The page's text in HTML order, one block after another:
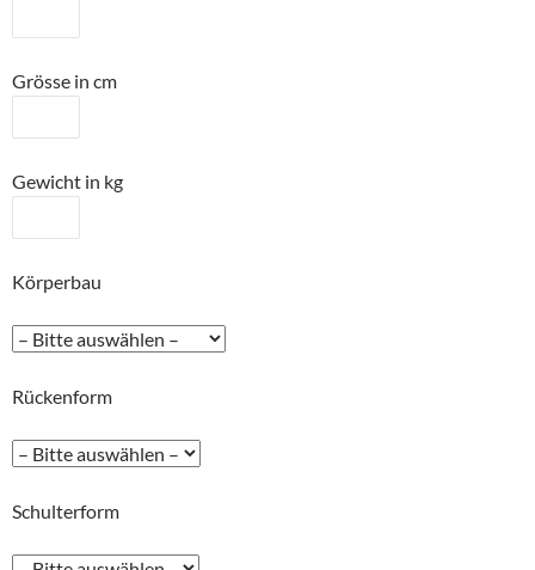
Grösse in cm
Gewicht in kg
Körperbau
Rückenform
Schulterform